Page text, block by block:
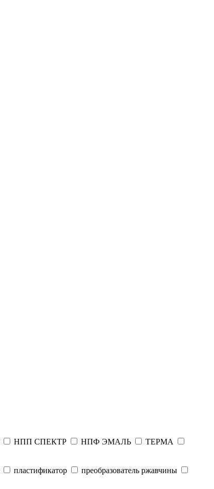
НПП СПЕКТР НПФ ЭМАЛЬ
ТЕРМА
пластификатор
преобразователь ржавчины